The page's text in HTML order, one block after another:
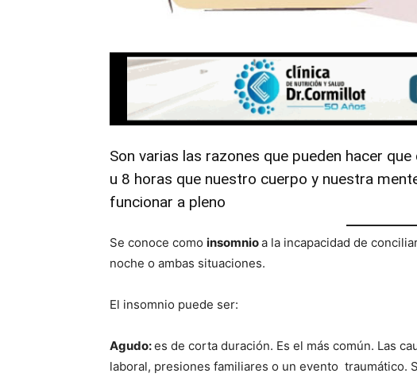
Son varias las razones que pueden hacer
u 8 horas que nuestro cuerpo y nuestra
funcionar a pleno
Se conoce como insomnioa la incapacidad de
noche o ambas situaciones.
El insomnio puede ser:
Agudo:es de corta duración. Es el más común. Las
laboral, presiones familiares o un evento traumático.